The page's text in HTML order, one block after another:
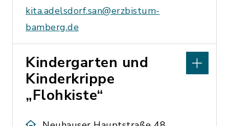
kita.adelsdorf.san@erzbistum-
bamberg.de
Kindergarten und
Kinderkrippe
„Flohkiste“